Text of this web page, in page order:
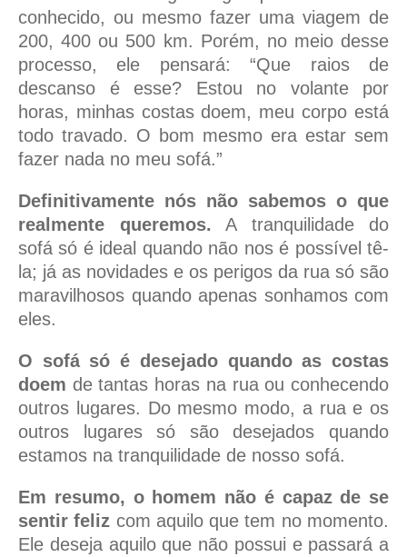
conhecido, ou mesmo fazer uma viagem de
200, 400 ou 500 km. Porém, no meio desse
processo, ele pensará: “Que raios de
descanso é esse? Estou no volante por
horas, minhas costas doem, meu corpo está
todo travado. O bom mesmo era estar sem
fazer nada no meu sofá.”
Definitivamente nós não sabemos o que
realmente queremos. A tranquilidade do
sofá só é ideal quando não nos é possível tê-
la; já as novidades e os perigos da rua só são
maravilhosos quando apenas sonhamos com
eles.
O sofá só é desejado quando as costas
doem de tantas horas na rua ou conhecendo
outros lugares. Do mesmo modo, a rua e os
outros lugares só são desejados quando
estamos na tranquilidade de nosso sofá.
Em resumo, o homem não é capaz de se
sentir feliz com aquilo que tem no momento.
Ele deseja aquilo que não possui e passará a